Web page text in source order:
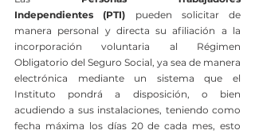
Independientes (PTI) pueden solicitar de
manera personal y directa su afiliación a la
incorporación voluntaria al Régimen
Obligatorio del Seguro Social, ya sea de manera
electrónica mediante un sistema que el
Instituto pondrá a disposición, o bien
acudiendo a sus instalaciones, teniendo como
fecha máxima los días 20 de cada mes, esto